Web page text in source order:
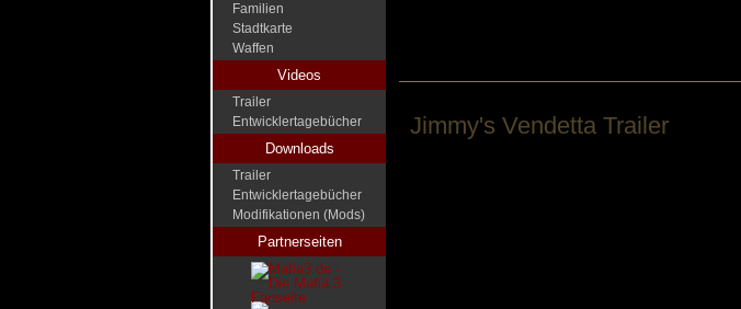
Familien
Stadtkarte
Waffen
Videos
Trailer
Entwicklertagebücher
Downloads
Trailer
Entwicklertagebücher
Modifikationen (Mods)
Partnerseiten
Jimmy's Vendetta Trailer